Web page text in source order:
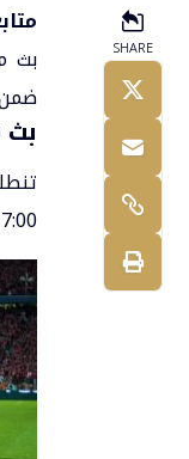
SHARE
بث
7:00 مساء بتوقيت القاهرة والسعودية والساعة 8:00 بتوقيت أبوظبي.